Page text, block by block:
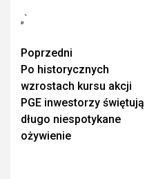
„`
Zobacz
wpisy
Poprzedni
Po historycznych
wzrostach kursu akcji
PGE inwestorzy świętują
długo niespotykane
ożywienie